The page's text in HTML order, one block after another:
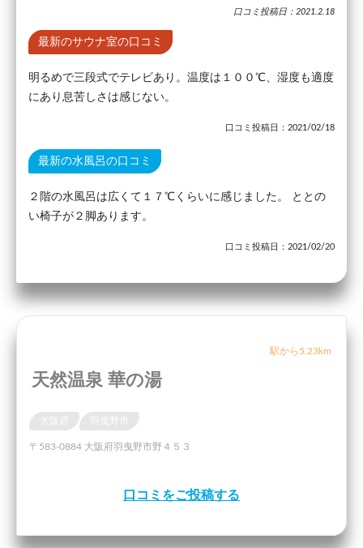
口コミ投稿日：2021.2.18
最新のサウナ室の口コミ
明るめで三段式でテレビあり。温度は１００℃、湿度も適度
にあり息苦しさは感じない。
口コミ投稿日：2021/02/18
最新の水風呂の口コミ
２階の水風呂は広くて１７℃くらいに感じました。 ととの
い椅子が２脚あります。
口コミ投稿日：2021/02/20
駅から5.23km
天然温泉 華の湯
〒583-0884 大阪府羽曳野市野４５３
口コミをご投稿する